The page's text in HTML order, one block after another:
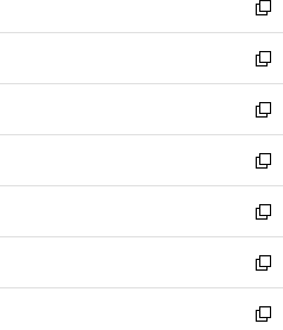
ド
ウ
で
開
く
ィ
ン
ド
ウ
で
開
く
い
ウ
ィ
ン
ド
ウ
で
開
く
新
し
い
ウ
ィ
ン
ド
ウ
で
開
く
新
し
い
ウ
ィ
ン
ド
ウ
で
開
く
新
し
い
ウ
ィ
ン
ド
ウ
で
新
し
い
ウ
ィ
ン
ド
新
し
い
ウ
ィ
新
し
い
新